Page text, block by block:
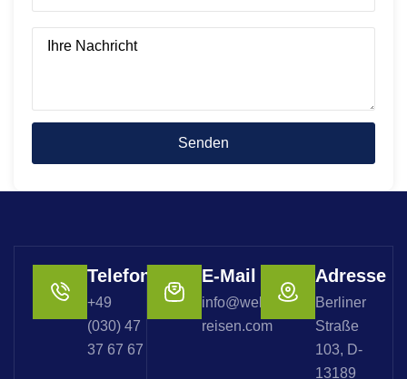
Telefon
+49
(030) 47
37 67 67
E-Mail
info@welterbe-
reisen.com
Adresse
Berliner
Straße
103, D-
13189